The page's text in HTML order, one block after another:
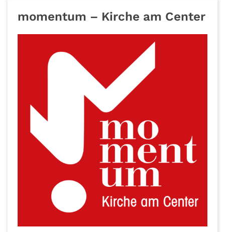
momentum – Kirche am Center